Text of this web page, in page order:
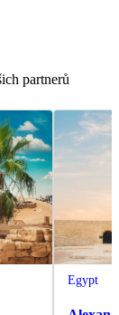
partnerů
Egypt